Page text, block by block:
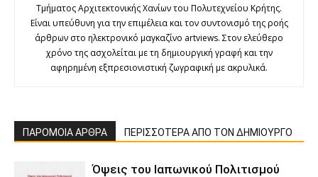
Τμήματος Αρχιτεκτονικής Χανίων του Πολυτεχνείου Κρήτης.
Είναι υπεύθυνη για την επιμέλεια και τον συντονισμό της ροής
άρθρων στο ηλεκτρονικό μαγκαζίνο artviews. Στον ελεύθερο
χρόνο της ασχολείται με τη δημιουργική γραφή και την
αφηρημένη εξπρεσιονιστική ζωγραφική με ακρυλικά.
ΠΑΡΟΜΟΙΑ ΑΡΘΡΑ ΠΕΡΙΣΣΟΤΕΡΑ ΑΠΟ ΤΟΝ ΔΗΜΙΟΥΡΓΟ
Όψεις του Ιαπωνικού Πολιτισμού